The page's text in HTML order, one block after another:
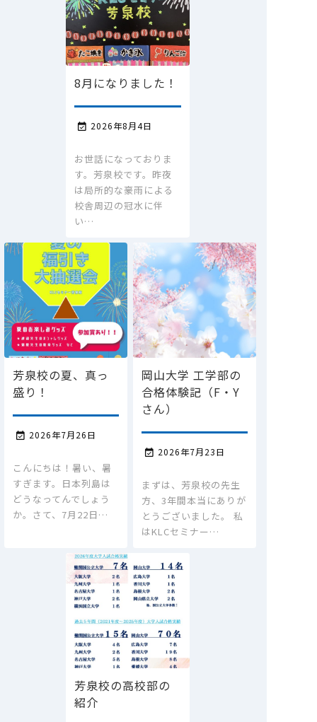
8月になりました！
 2026年8月4日
お世話になっておりま
す。芳泉校です。昨夜
は局所的な豪雨による
校舎周辺の冠水に伴
い…
芳泉校の夏、真っ
盛り！
 2026年7月26日
こんにちは！暑い、暑
すぎます。日本列島は
どうなってんでしょう
か。さて、7月22日…
岡山大学 工学部の
合格体験記（F・Y
さん）
 2026年7月23日
まずは、芳泉校の先生
方、3年間本当にありが
とうございました。 私
はKLCセミナー…
芳泉校の高校部の
紹介